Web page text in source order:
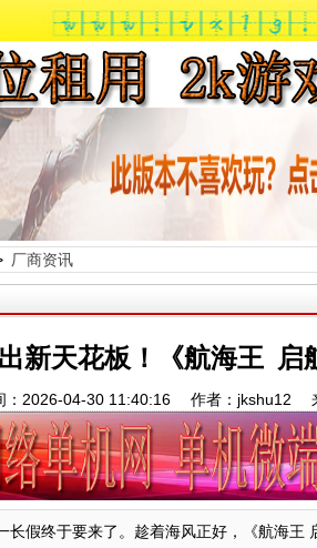
厂商资讯
新天花板！《航海王 启
：2026-04-30 11:40:16 作者：jkshu12
长假终于要来了。趁着海风正好，《航海王